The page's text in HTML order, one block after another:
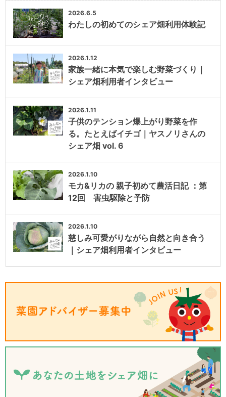
2026.6.5
わたしの初めてのシェア畑利用体験記
2026.1.12
家族一緒に本気で楽しむ野菜づくり｜
シェア畑利用者インタビュー
2026.1.11
子供のテンション爆上がり野菜を作
る。たとえばイチゴ｜ヤスノリさんの
シェア畑 vol. 6
2026.1.10
モカ&リカの 親子初めて農活日記 ：第
12回 害虫駆除と予防
2026.1.10
慈しみ可愛がりながら自然と向き合う
｜シェア畑利用者インタビュー